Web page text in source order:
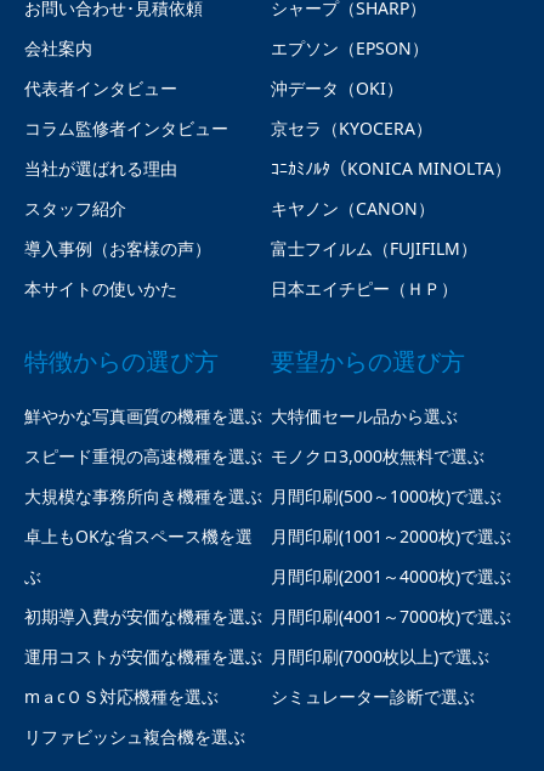
お問い合わせ･見積依頼
会社案内
代表者インタビュー
コラム監修者インタビュー
当社が選ばれる理由
スタッフ紹介
導入事例（お客様の声）
本サイトの使いかた
シャープ（SHARP）
エプソン（EPSON）
沖データ（OKI）
京セラ（KYOCERA）
ｺﾆｶﾐﾉﾙﾀ（KONICA MINOLTA）
キヤノン（CANON）
富士フイルム（FUJIFILM）
日本エイチピー（ＨＰ）
特徴からの選び方
鮮やかな写真画質の機種を選ぶ
スピード重視の高速機種を選ぶ
大規模な事務所向き機種を選ぶ
卓上もOKな省スペース機を選
ぶ
初期導入費が安価な機種を選ぶ
運用コストが安価な機種を選ぶ
mａcＯＳ対応機種を選ぶ
リファビッシュ複合機を選ぶ
要望からの選び方
大特価セール品から選ぶ
モノクロ3,000枚無料で選ぶ
月間印刷(500～1000枚)で選ぶ
月間印刷(1001～2000枚)で選ぶ
月間印刷(2001～4000枚)で選ぶ
月間印刷(4001～7000枚)で選ぶ
月間印刷(7000枚以上)で選ぶ
シミュレーター診断で選ぶ